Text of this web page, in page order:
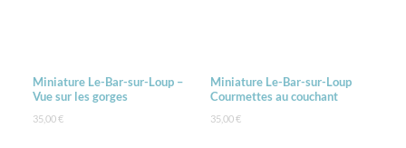
Miniature Le-Bar-sur-Loup –
Vue sur les gorges
35,00€
Miniature Le-Bar-sur-Loup
Courmettes au couchant
35,00€